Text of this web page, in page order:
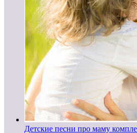
Детские песни про маму